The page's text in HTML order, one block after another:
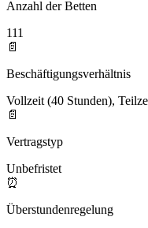
Anzahl der Betten
111
📄
Beschäftigungsverhältnis
Vollzeit (40 Stunden),
📄
Vertragstyp
Unbefristet
⏰
Überstundenregelung